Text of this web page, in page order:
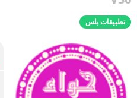
تطبيقات بلس